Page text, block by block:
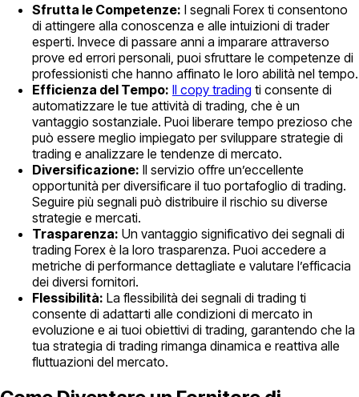
Sfrutta le Competenze: I segnali Forex ti consentono
di attingere alla conoscenza e alle intuizioni di trader
esperti. Invece di passare anni a imparare attraverso
prove ed errori personali, puoi sfruttare le competenze di
professionisti che hanno affinato le loro abilità nel tempo.
Efficienza del Tempo: Il copy trading ti consente di
automatizzare le tue attività di trading, che è un
vantaggio sostanziale. Puoi liberare tempo prezioso che
può essere meglio impiegato per sviluppare strategie di
trading e analizzare le tendenze di mercato.
Diversificazione: Il servizio offre un’eccellente
opportunità per diversificare il tuo portafoglio di trading.
Seguire più segnali può distribuire il rischio su diverse
strategie e mercati.
Trasparenza: Un vantaggio significativo dei segnali di
trading Forex è la loro trasparenza. Puoi accedere a
metriche di performance dettagliate e valutare l’efficacia
dei diversi fornitori.
Flessibilità: La flessibilità dei segnali di trading ti
consente di adattarti alle condizioni di mercato in
evoluzione e ai tuoi obiettivi di trading, garantendo che la
tua strategia di trading rimanga dinamica e reattiva alle
fluttuazioni del mercato.